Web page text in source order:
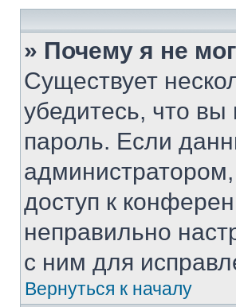
» Почему я не
Существует
убедитесь, что
пароль. Если
доступ к
неправильно
с ним для
Вернуться к началу